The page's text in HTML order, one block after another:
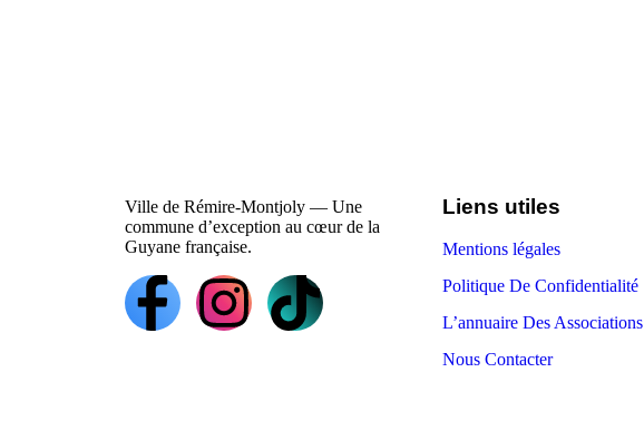
Ville de Rémire-Montjoly — Une
commune d’exception au cœur de la
Guyane française.
Liens utiles
Mentions légales
Politique De Confidentialité
L’annuaire Des Associations
Nous Contacter